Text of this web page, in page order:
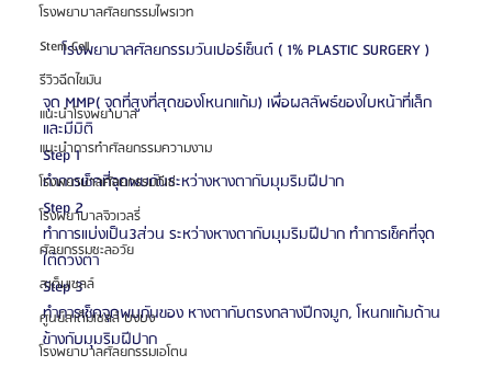
โรงพยาบาลศัลยกรรมไพรเวท
Stem Cell
รีวิวฉีดไขมัน
แนะนำโรงพยาบาล
แนะนำการทำศัลยกรรมความงาม
โรงพยาบาลศัลยกรรมดีเซ่
โรงพยาบาลจิวเวลรี่
ศัลยกรรมชะลอวัย
สเต็มเซลล์
ศูนย์สเต็มเซลล์ บงบง
โรงพยาบาลศัลยกรรมเอโตน
โรงพยาบาลศัลยกรรมวันเปอร์เซ็นต์ ( 1% PLASTIC SURGERY )
จุด MMP( จุดที่สูงที่สุดของโหนกแก้ม) เพื่อผลลัพธ์ของใบหน้าที่เล็ก
และมีมิติ
Step 1
ทำการเช็คที่จุดพบกันระหว่างหางตากับมุมริมฝีปาก
Step 2
ทำการแบ่งเป็น3ส่วน ระหว่างหางตากับมุมริมฝีปาก ทำการเช็คที่จุด
ใต้ดวงตา
Step 3
ทำการเช็คจุดพบกันของ หางตากับตรงกลางปีกจมูก, โหนกแก้มด้าน
ข้างกับมุมริมฝีปาก